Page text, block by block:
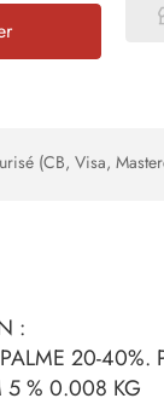
(CB, Visa,
:
20-
5 % 0.008 KG